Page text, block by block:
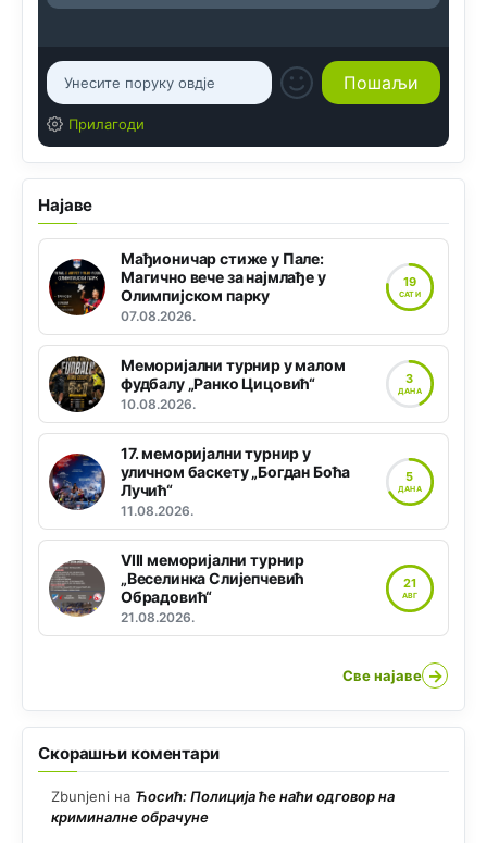
Прилагоди
Најаве
Мађионичар стиже у Пале:
Магично вече за најмлађе у
Олимпијском парку
07.08.2026.
19
САТИ
Меморијални турнир у малом
фудбалу „Ранко Цицовић“
10.08.2026.
3
ДАНА
17. меморијални турнир у
уличном баскету „Богдан Боћа
Лучић“
11.08.2026.
5
ДАНА
VIII меморијални турнир
„Веселинка Слијепчевић
Обрадовић“
21.08.2026.
21
АВГ
Све најаве →
Скорашњи коментари
Zbunjeni на Ћосић: Полиција ће наћи одговор на
криминалне обрачуне